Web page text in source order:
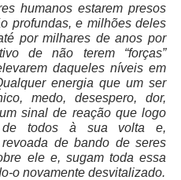
humanos estarem presos
profundas, e milhões deles
por milhares de anos por
de não terem “forças”
daqueles níveis em
energia que um ser
medo, desespero, dor,
sinal de reação que logo
de todos à sua volta e,
de bando de seres
ele e, sugam toda essa
o novamente desvitalizado.